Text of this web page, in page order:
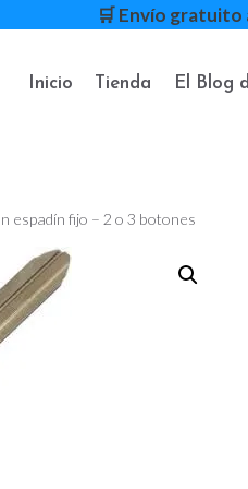
🛒 Envío gratuito
Inicio Tienda El Blog
espadín fijo – 2 o 3 botones